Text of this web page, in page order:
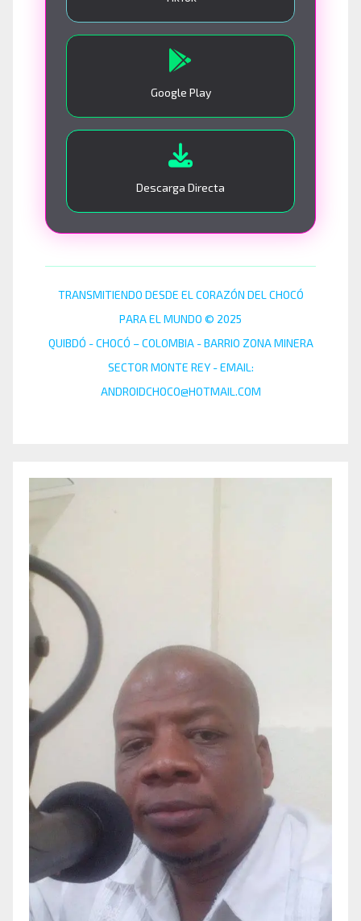
Google Play
Descarga Directa
TRANSMITIENDO DESDE EL CORAZÓN DEL CHOCÓ
PARA EL MUNDO © 2025
QUIBDÓ - CHOCÓ – COLOMBIA - BARRIO ZONA MINERA
SECTOR MONTE REY - EMAIL:
ANDROIDCHOCO@HOTMAIL.COM